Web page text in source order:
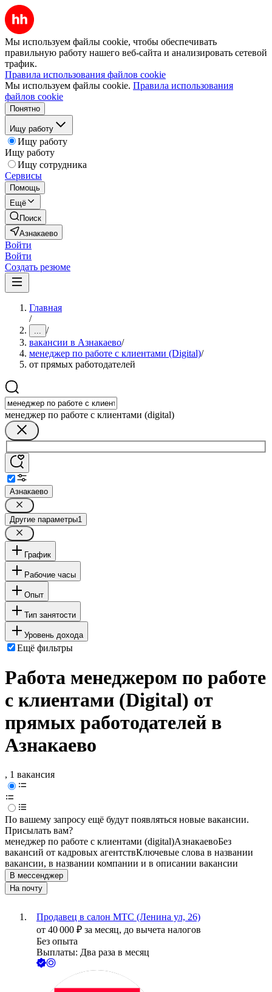
Мы используем файлы cookie, чтобы обеспечивать
правильную работу нашего веб-сайта и анализировать сетевой
трафик.
Правила использования файлов cookie
Мы используем файлы cookie. Правила использования
файлов cookie
Понятно
Ищу работу
Ищу работу
Ищу работу
Ищу сотрудника
Сервисы
Помощь
Ещё
Поиск
Азнакаево
Войти
Войти
Создать резюме
Главная
/
... /
вакансии в Азнакаево/
менеджер по работе с клиентами (Digital)/
от прямых работодателей
менеджер по работе с клиентами (digital)
Азнакаево
Другие параметры1
График
Рабочие часы
Опыт
Тип занятости
Уровень дохода
Ещё фильтры
Работа менеджером по работе
с клиентами (Digital) от
прямых работодателей в
Азнакаево
, 1 вакансия
По вашему запросу ещё будут появляться новые вакансии.
Присылать вам?
менеджер по работе с клиентами (digital)АзнакаевоБез
вакансий от кадровых агентствКлючевые слова в названии
вакансии, в названии компании и в описании вакансии
В мессенджер
На почту
Продавец в салон МТС (Ленина ул, 26)
от 40 000 ₽ за месяц, до вычета налогов
Без опыта
Выплаты: Два раза в месяц